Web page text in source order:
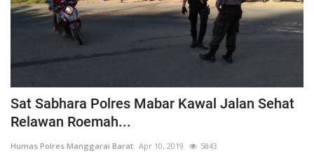
Sat Sabhara Polres Mabar Kawal Jalan Sehat
Relawan Roemah...
Humas Polres Manggarai Barat Apr 10, 2019 5843